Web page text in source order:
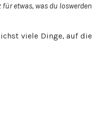
etwas, was du loswerden
viele Dinge, auf die